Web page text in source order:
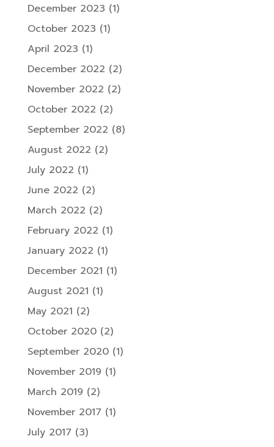
December 2023 (1)
October 2023 (1)
April 2023 (1)
December 2022 (2)
November 2022 (2)
October 2022 (2)
September 2022 (8)
August 2022 (2)
July 2022 (1)
June 2022 (2)
March 2022 (2)
February 2022 (1)
January 2022 (1)
December 2021 (1)
August 2021 (1)
May 2021 (2)
October 2020(2)
September 2020(1)
November 2019 (1)
March 2019 (2)
November 2017 (1)
July 2017 (3)